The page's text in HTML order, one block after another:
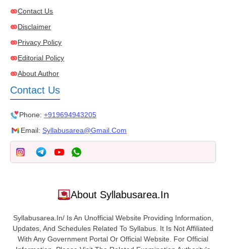
Contact Us
Disclaimer
Privacy Policy
Editorial Policy
About Author
Contact Us
Phone:+919694943205
Email: Syllabusarea@gmail.com
About Syllabusarea.in
Syllabusarea.in/ Is An Unofficial Website Providing Information,
Updates, And Schedules Related To Syllabus. It Is Not Affiliated
With Any Government Portal Or Official Website. For Official